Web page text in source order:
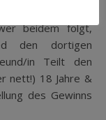
beidem folgt,
den dortigen
in Teilt den
nett!) 18 Jahre &
des Gewinns